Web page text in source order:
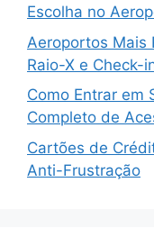
Escolha no
Aeroportos Mais
Raio-X e Check-
Como Entrar em
Completo de
Cartões de
Anti-Frustração